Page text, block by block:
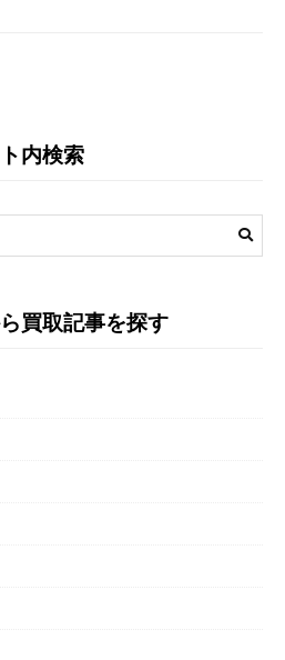
内検索
買取記事を探す